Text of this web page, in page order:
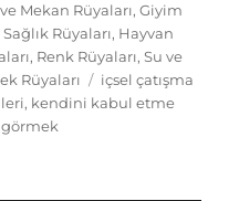
Mekan Rüyaları,Giyim
Rüyaları, Hayvan
, Renk Rüyaları,Su ve
Rüyaları Etiketler
içsel çatışma
, kendini kabul etme
görmek